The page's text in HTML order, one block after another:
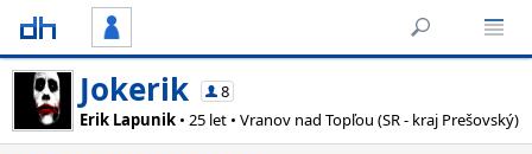
Jokerik
8
Erik Lapunik • 25 let • Vranov nad Topľou (SR - kraj Prešovský)